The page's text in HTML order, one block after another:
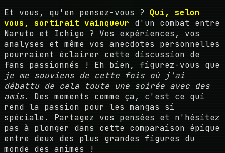
Et vous, qu'en pensez-vous ? Qui, selon
vous, sortirait vainqueur d'un combat entre
Naruto et Ichigo ? Vos expériences, vos
analyses et même vos anecdotes personnelles
pourraient éclairer cette discussion de
fans passionnés ! Eh bien, figurez-vous que
je me souviens de cette fois où j'ai
débattu de cela toute une soirée avec des
amis. Des moments comme ça, c'est ce qui
rend la passion pour les mangas si
spéciale. Partagez vos pensées et n'hésitez
pas à plonger dans cette comparaison épique
entre deux des plus grandes figures du
monde des animes !